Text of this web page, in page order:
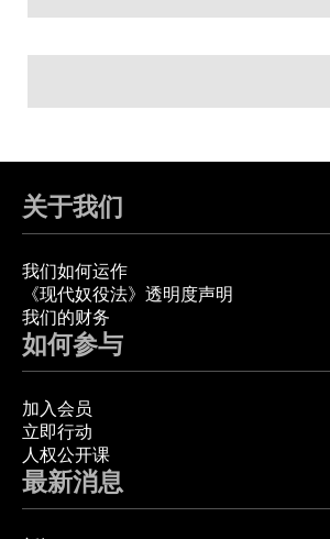
关于我们
我们如何运作
《现代奴役法》透明度声明
我们的财务
如何参与
加入会员
立即行动
人权公开课
最新消息